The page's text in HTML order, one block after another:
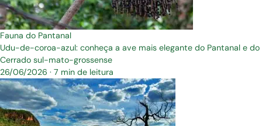
Fauna do Pantanal
Udu-de-coroa-azul: conheça a ave mais elegante do Pantanal e do
Cerrado sul-mato-grossense
26/06/2026 · 7 min de leitura